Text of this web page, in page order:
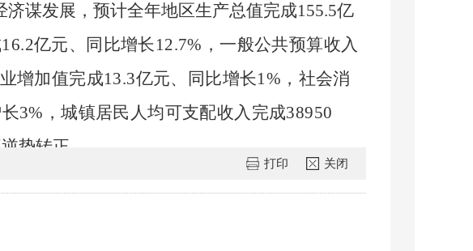
济谋发展，预计全年地区生产总值完成155.5亿
亿元、同比增长12.7%，一般公共预算收入
增加值完成13.3亿元、同比增长1%，社会消
3%，城镇居民人均可支配收入完成38950
势转正。
务，总投资11亿元三力中科MMA新材料（一
工项目74个、开复工率105.7%。保持“走出
打印 关闭